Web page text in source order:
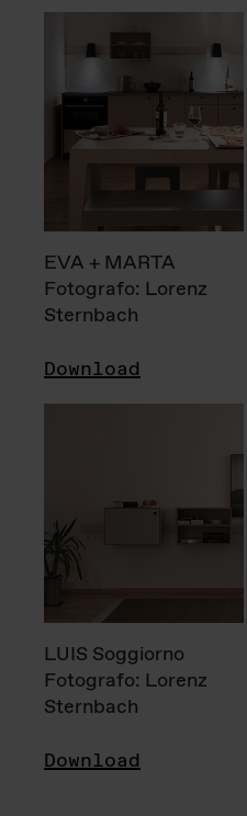
EVA + MARTA
Fotografo: Lorenz
Sternbach
Download
LUIS Soggiorno
Fotografo: Lorenz
Sternbach
Download